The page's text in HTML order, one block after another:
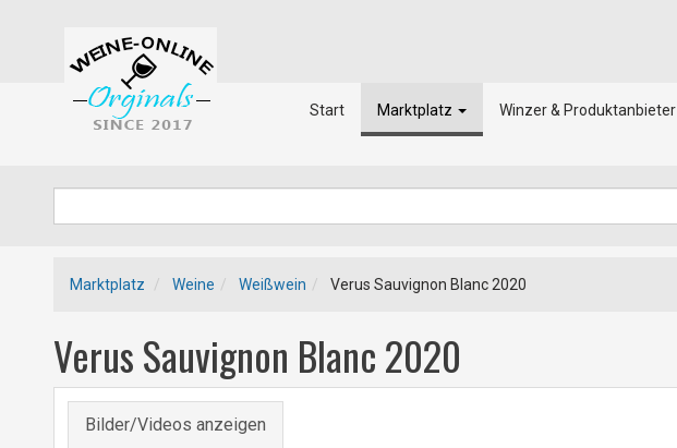
Start Marktplatz Winzer & Produktanbieter
Marktplatz Weine Weißwein Verus Sauvignon Blanc 2020
Verus Sauvignon Blanc 2020
Bilder/Videos anzeigen